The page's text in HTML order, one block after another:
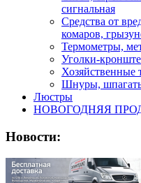
сигнальная
Средства от
комаров,
Термометры,
Уголки-
Хозяйственные
Шнуры,
Люстры
НОВОГОДНЯЯ
Новости: